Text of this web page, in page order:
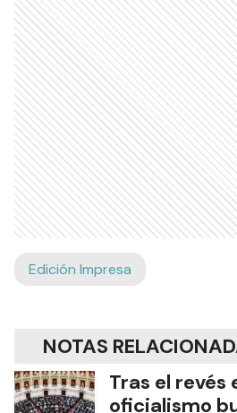
Edición Impresa
NOTAS
Tras el revés
oficialismo